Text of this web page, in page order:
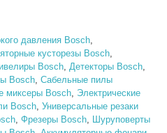
давления Bosch,
кусторезы Bosch,
Bosch, Детекторы Bosch,
Bosch, Сабельные пилы
миксеры Bosch, Электрические
Bosch, Универсальные резаки
, Фрезеры Bosch, Шуруповерты